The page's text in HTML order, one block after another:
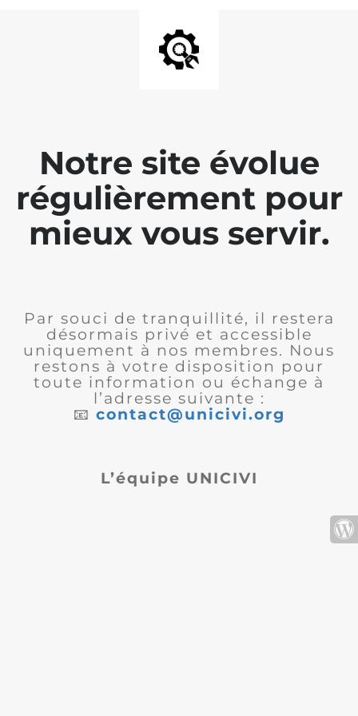
Notre site évolue
régulièrement pour
mieux vous servir.
Par souci de tranquillité, il restera
désormais privé et accessible
uniquement à nos membres. Nous
restons à votre disposition pour
toute information ou échange à
l’adresse suivante :
📧 contact@unicivi.org
L’équipe UNICIVI